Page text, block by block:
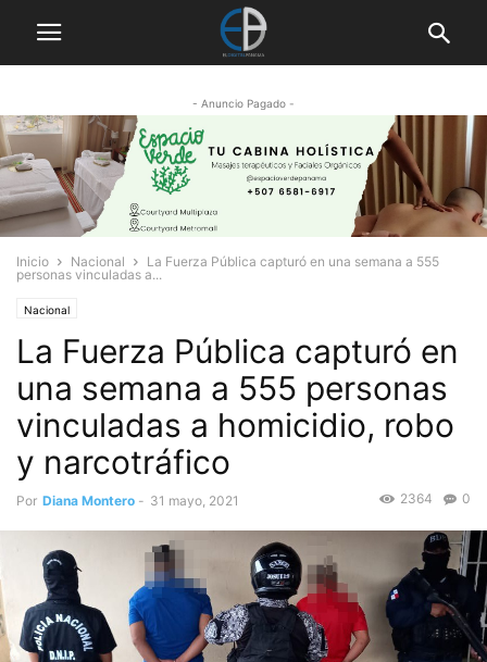
- Anuncio Pagado -
Inicio Nacional
La Fuerza Pública capturó en una semana a 555
personas vinculadas a...
Nacional
La Fuerza Pública capturó en
una semana a 555 personas
vinculadas a homicidio, robo
y narcotráfico
Por Diana Montero - 31 mayo, 2021 0
2364